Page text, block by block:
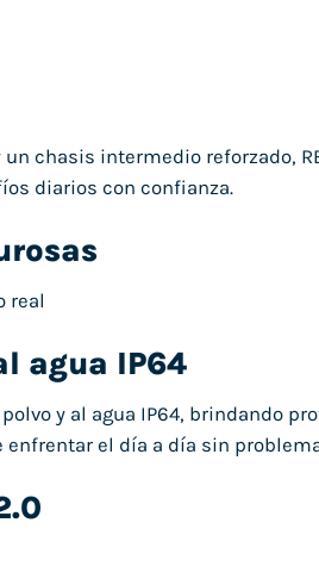
chasis intermedio reforzado,
diarios con confianza.
real
agua IP64
y al agua IP64, brindando
el día a día sin